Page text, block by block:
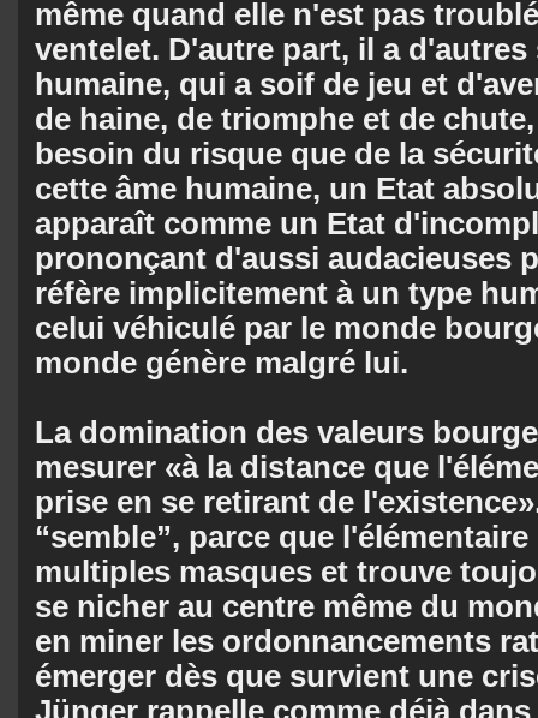
même quand elle n'est pas
ventelet. D'autre part, il a
humaine, qui a soif de jeu et
de haine, de triomphe et de
besoin du risque que de la
cette âme humaine, un Etat
apparaît comme un Etat
prononçant d'aussi audacieuses
réfère implicitement à un type
celui véhiculé par le monde
monde génère malgré lui.
La domination des valeurs
mesurer «à la distance que
prise en se retirant de
“semble”, parce que
multiples masques et trouve
se nicher au centre même du
en miner les ordonnancements
émerger dès que survient une
Jünger rappelle comme déjà